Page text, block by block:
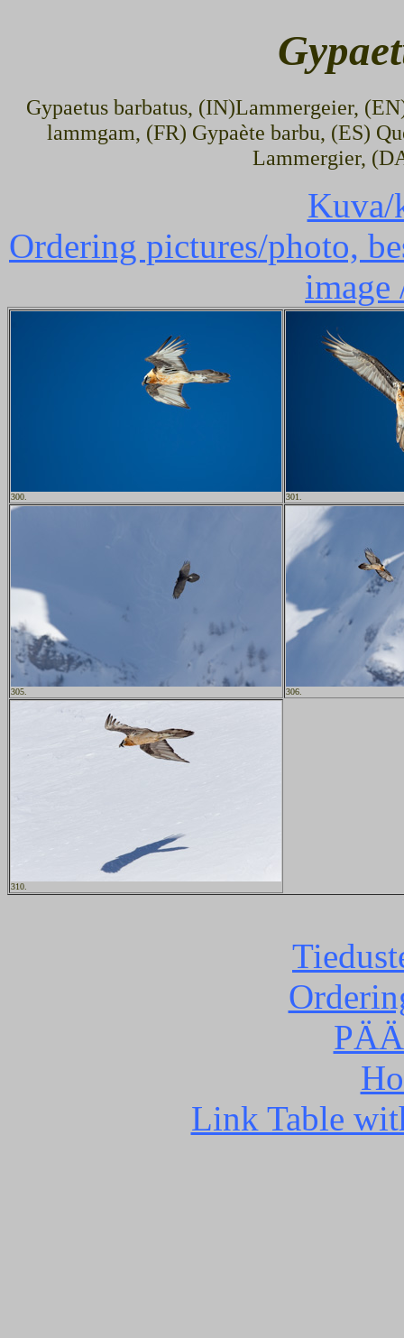
Gypaetus barbatus, (IN)Lammergeier,
lammgam, (FR) Gypaète barbu, (ES)
Lammergier,
Kuva/
Ordering pictures/photo,
300. 301.
305. 306.
310.
Link Table